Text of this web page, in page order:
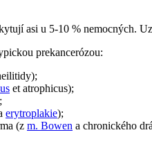
asi u 5-10 % nemocných.
prekancerózou:
et atrophicus);
erytroplakie);
(z m. Bowen a chronického